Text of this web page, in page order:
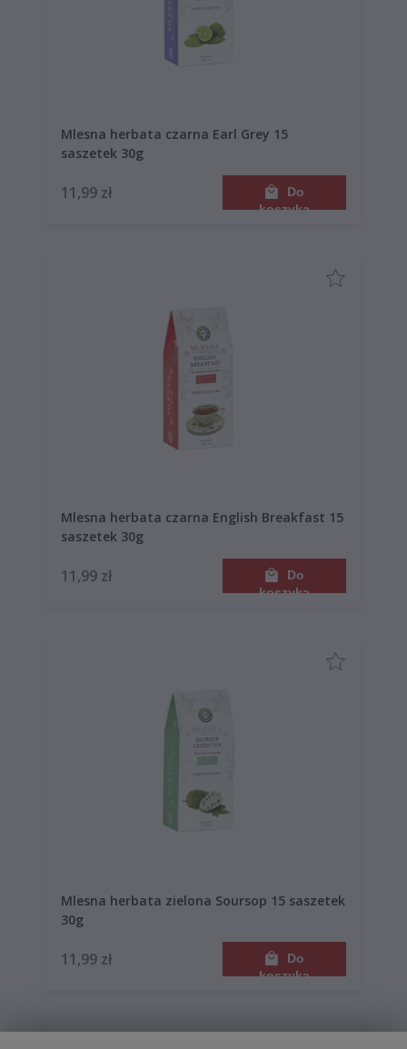
Mlesna herbata czarna Earl Grey 15
saszetek 30g
11,99 zł
Do
koszyka
Mlesna herbata czarna English Breakfast 15
saszetek 30g
11,99 zł
Do
koszyka
Mlesna herbata zielona Soursop 15 saszetek
30g
11,99 zł
Do
koszyka